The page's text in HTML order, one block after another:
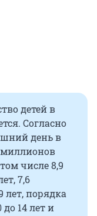
детей в
Согласно
день в
числе 8,9
7,6
лет, порядка
14 лет и